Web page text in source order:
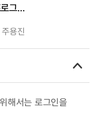
공간 빅데이터 프로그래밍[Geo-Big Data Programming]
용진
해서는 로그인을